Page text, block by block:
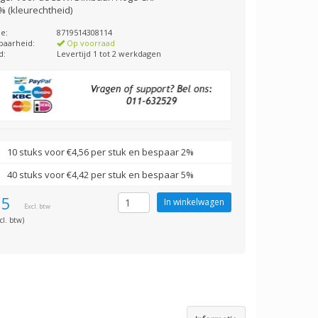
(kleurechtheid)
8719514308114
Op voorraad
Levertijd 1 tot 2 werkdagen
10 stuks voor €4,56 per stuk en bespaar 2%
40 stuks voor €4,42 per stuk en bespaar 5%
Excl. btw
btw)